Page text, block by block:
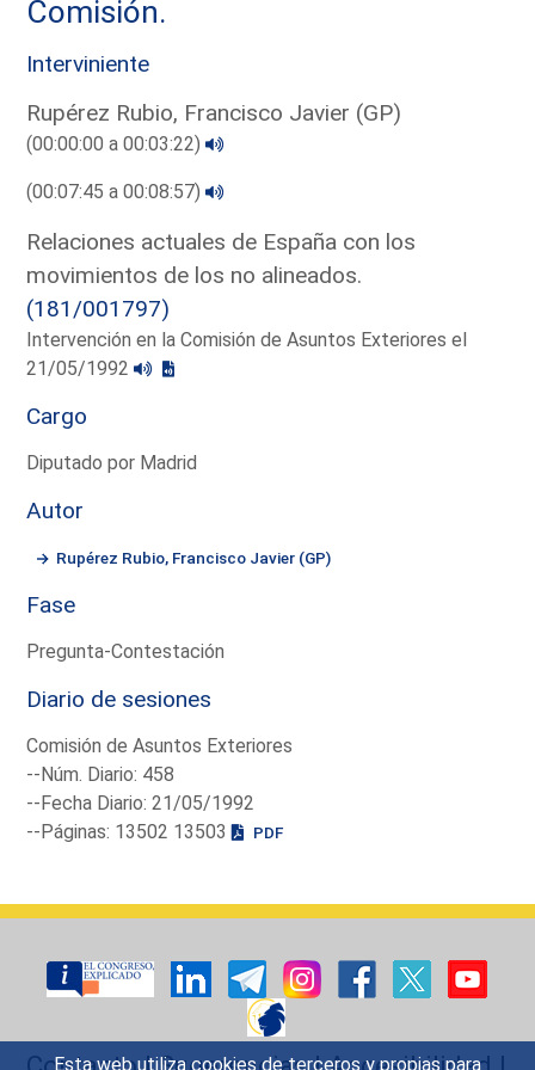
Esta web utiliza cookies de terceros y propias para
Comisión.
Interviniente
Rupérez Rubio, Francisco Javier (GP)
(00:00:00 a 00:03:22)
(00:07:45 a 00:08:57)
Relaciones actuales de España con los
movimientos de los no alineados.
(181/001797)
Intervención en la Comisión de Asuntos Exteriores el
21/05/1992
Cargo
Diputado por Madrid
Autor
Rupérez Rubio, Francisco Javier (GP)
Fase
Pregunta-Contestación
Diario de sesiones
Comisión de Asuntos Exteriores
--Núm. Diario: 458
--Fecha Diario: 21/05/1992
--Páginas: 13502 13503
PDF